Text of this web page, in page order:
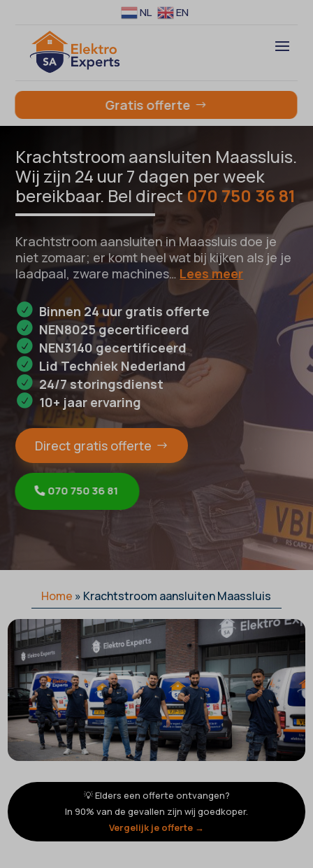
NL EN
Gratis offerte
Krachtstroom aansluiten Maassluis.
Wij zijn 24 uur 7 dagen per week
bereikbaar. Bel direct070 750 36 81
Krachtstroom aansluiten in Maassluis doe je
niet zomaar; er komt heel wat bij kijken als je je
laadpaal, zware machines… Lees meer
Binnen 24 uur gratis offerte
NEN8025 gecertificeerd
NEN3140 gecertificeerd
Lid Techniek Nederland
24/7 storingsdienst
10+ jaar ervaring
Direct gratis offerte
070 750 36 81
Home » Krachtstroom aansluiten Maassluis
💡 Elders een offerte ontvangen?
In 90% van de gevallen zijn wij goedkoper.
Vergelijk je offerte →